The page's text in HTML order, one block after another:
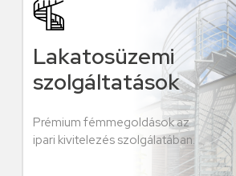
Lakatosüzemi
szolgáltatások
Prémium fémmegoldások az
ipari kivitelezés szolgálatában.